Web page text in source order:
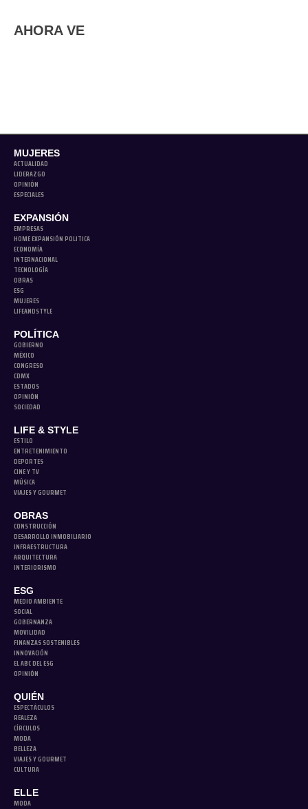
AHORA VE
MUJERES
ACTUALIDAD
LIDERAZGO
OPINIÓN
ESPECIALES
EXPANSIÓN
EMPRESAS
HOME EXPANSIÓN POLITICA
ECONOMÍA
INTERNACIONAL
TECNOLOGÍA
OBRAS
ESG
MUJERES
LIFEANDSTYLE
POLÍTICA
GOBIERNO
MÉXICO
CONGRESO
CDMX
ESTADOS
OPINIÓN
SOCIEDAD
LIFE & STYLE
ESTILO
ENTRETENIMIENTO
DEPORTES
CINE Y TV
MÚSICA
VIAJES Y GOURMET
OBRAS
CONSTRUCCIÓN
DESARROLLO INMOBILIARIO
INFRAESTRUCTURA
ARQUITECTURA
INTERIORISMO
ESG
MEDIO AMBIENTE
SOCIAL
GOBERNANZA
MOVILIDAD
FINANZAS SOSTENIBLES
INNOVACIÓN
EL ABC DEL ESG
OPINIÓN
QUIÉN
ESPECTÁCULOS
REALEZA
CÍRCULOS
MODA
BELLEZA
VIAJES Y GOURMET
CULTURA
ELLE
MODA